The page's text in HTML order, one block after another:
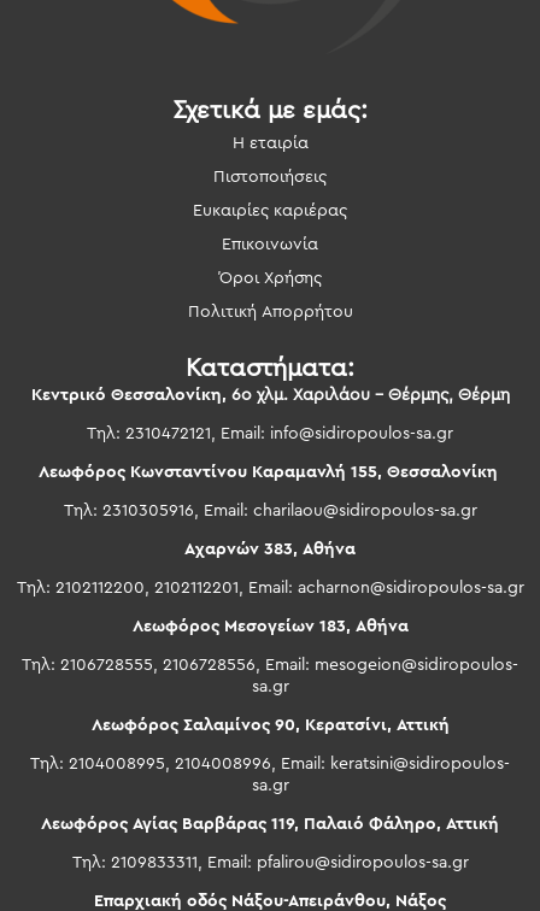
Σχετικά με εμάς:
Η εταιρία
Πιστοποιήσεις
Ευκαιρίες καριέρας
Επικοινωνία
Όροι Χρήσης
Πολιτική Απορρήτου
Καταστήματα:
Κεντρικό Θεσσαλονίκη, 6ο χλμ. Χαριλάου – Θέρμης, Θέρμη
Τηλ: 2310472121, Email: info@sidiropoulos-sa.gr
Λεωφόρος Κωνσταντίνου Καραμανλή 155, Θεσσαλονίκη
Τηλ: 2310305916, Email: charilaou@sidiropoulos-sa.gr
Αχαρνών 383, Αθήνα
Τηλ: 2102112200, 2102112201, Email: acharnon@sidiropoulos-sa.gr
Λεωφόρος Μεσογείων 183, Αθήνα
Τηλ: 2106728555, 2106728556, Email: mesogeion@sidiropoulos-
sa.gr
Λεωφόρος Σαλαμίνος 90, Κερατσίνι, Αττική
Τηλ: 2104008995, 2104008996, Email: keratsini@sidiropoulos-
sa.gr
Λεωφόρος Αγίας Βαρβάρας 119, Παλαιό Φάληρο, Αττική
Τηλ: 2109833311, Email: pfalirou@sidiropoulos-sa.gr
Επαρχιακή οδός Νάξου-Απειράνθου, Νάξος